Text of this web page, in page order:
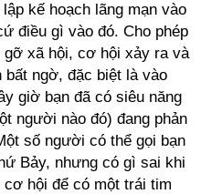
kế hoạch lãng mạn vào
điều gì vào đó. Cho phép
gỡ xã hội, cơ hội xảy ra và
bất ngờ, đặc biệt là vào
giờ bạn đã có siêu năng
người nào đó) đang phản
số người có thể gọi bạn
Bảy, nhưng có gì sai khi
hội để có một trái tim